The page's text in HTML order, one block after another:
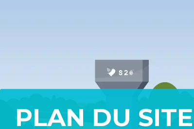
PLAN DU SITE